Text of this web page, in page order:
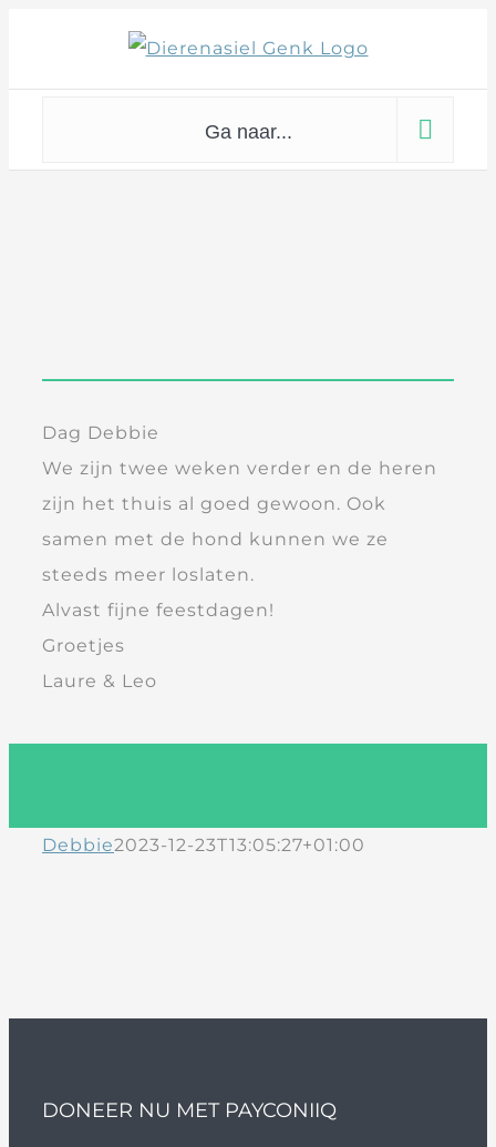
content
Ga naar...
Dag Debbie
We zijn twee weken verder en de heren
zijn het thuis al goed gewoon. Ook
samen met de hond kunnen we ze
steeds meer loslaten.
Alvast fijne feestdagen!
Groetjes
Laure & Leo
Debbie2023-12-23T13:05:27+01:00
DONEER NU MET PAYCONIIQ